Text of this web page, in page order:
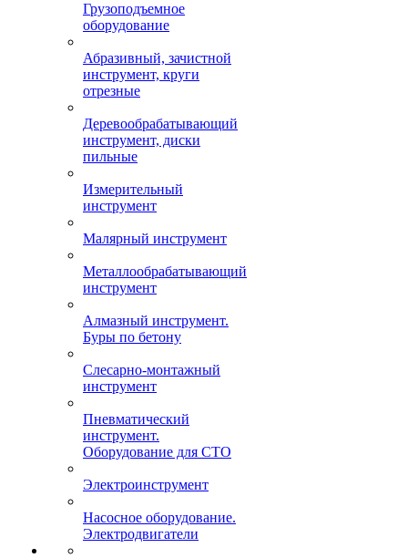
Грузоподъемное
оборудование
Абразивный, зачистной
инструмент, круги
отрезные
Деревообрабатывающий
инструмент, диски
пильные
Измерительный
инструмент
Малярный инструмент
Металлообрабатывающий
инструмент
Алмазный инструмент.
Буры по бетону
Слесарно-монтажный
инструмент
Пневматический
инструмент.
Оборудование для СТО
Электроинструмент
Насосное оборудование.
Электродвигатели